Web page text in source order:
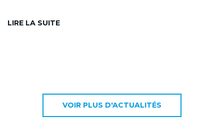
LIRE LA SUITE
VOIR PLUS D'ACTUALITÉS